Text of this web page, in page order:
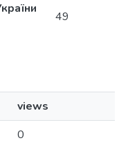
49
views
0